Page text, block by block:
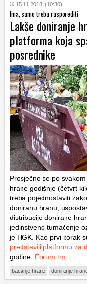
15.11.2018. (10:30)
Ima, samo treba rasporediti
Lakše doniranje
platforma koja
posrednike
Prosječno se po
hrane godišnje (četvrt
treba pojednostaviti
doniranu hranu,
distribucije donirane
jedinstveno tumačenje
je HGK. Kao prvi korak
predstavili platformu za
godine. Forum.tm
bacanje hrane doniranje